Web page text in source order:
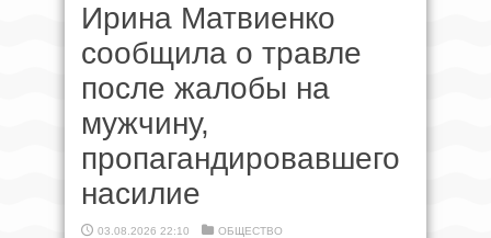
Ирина Матвиенко
сообщила о травле
после жалобы на
мужчину,
пропагандировавшего
насилие
03.08.2026 22:10 ОБЩЕСТВО